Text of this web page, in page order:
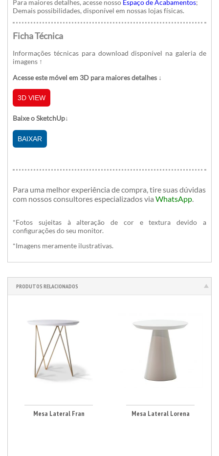
Para maiores detalhes, acesse nosso Espaço de Acabamentos;
Demais possibilidades, disponível em nossas lojas físicas.
Ficha Técnica
Informações técnicas para download disponível na galeria de
imagens ↑
Acesse este móvel em 3D para maiores detalhes ↓
3D VIEW
Baixe o SketchUp↓
BAIXAR
Para uma melhor experiência de compra, tire suas dúvidas
com nossos consultores especializadosvia WhatsApp.
*Fotos sujeitas à alteração de cor e textura devido a
configurações do seu monitor.
*Imagens meramente ilustrativas.
PRODUTOS RELACIONADOS
Mesa Lateral Fran Mesa Lateral Lorena